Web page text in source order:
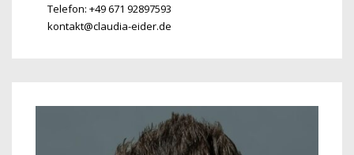
Telefon: +49 671 92897593
kontakt@claudia-eider.de